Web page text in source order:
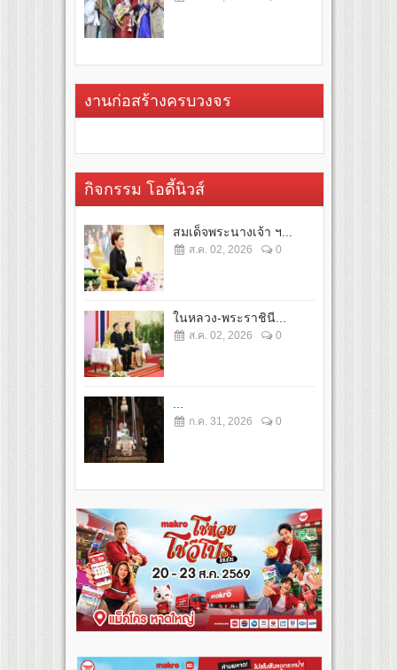
งานก่อสร้างครบวงจร
กิจกรรม โอดี้นิวส์
สมเด็จพระนางเจ้า ฯ...
ส.ค. 02, 2026 0
ในหลวง-พระราชินี...
ส.ค. 02, 2026 0
...
ก.ค. 31, 2026 0